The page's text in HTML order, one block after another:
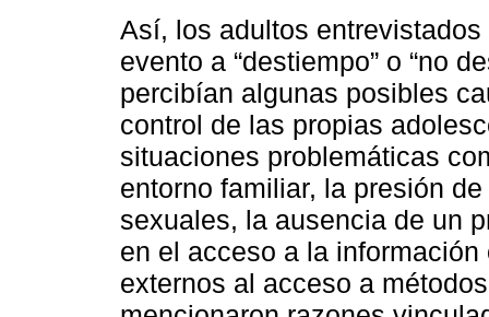
Así, los adultos
evento a “destiempo” o “no
percibían algunas posibles
control de las propias
situaciones problemáticas
entorno familiar, la presión
sexuales, la ausencia de un
en el acceso a la
externos al acceso a